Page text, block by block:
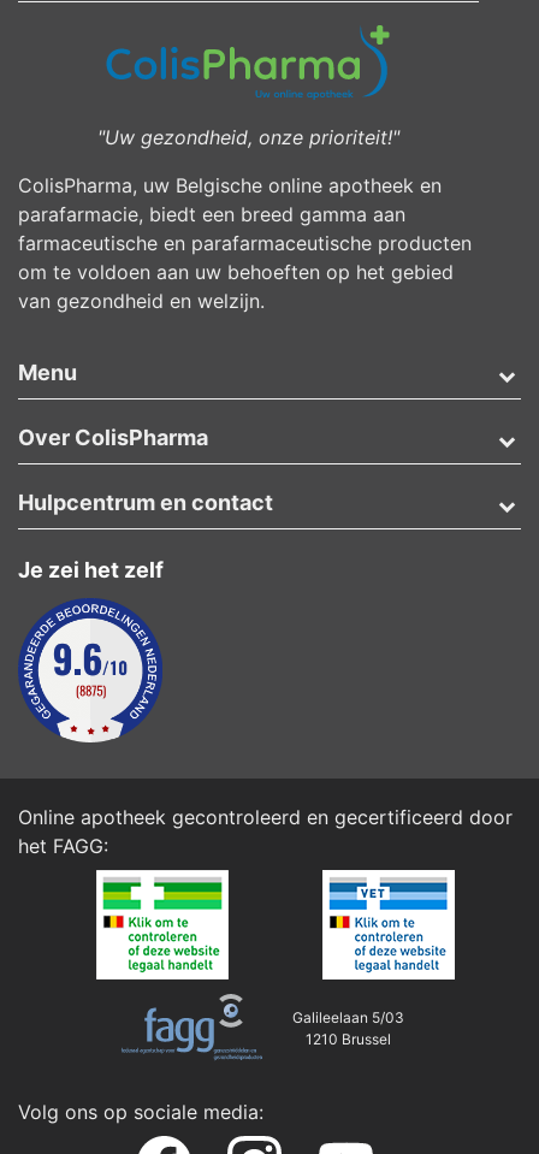
"Uw gezondheid, onze prioriteit!"
ColisPharma, uw Belgische online apotheek en
parafarmacie, biedt een breed gamma aan
farmaceutische en parafarmaceutische producten
om te voldoen aan uw behoeften op het gebied
van gezondheid en welzijn.
Menu
Over ColisPharma
Je zei het zelf
Hulpcentrum en contact
Online apotheek gecontroleerd en gecertificeerd door
het FAGG:
Galileelaan 5/03
1210 Brussel
Volg ons op sociale media: